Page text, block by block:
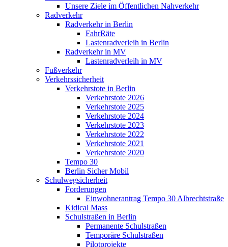
Unsere Ziele im Öffentlichen Nahverkehr
Radverkehr
Radverkehr in Berlin
FahrRäte
Lastenradverleih in Berlin
Radverkehr in MV
Lastenradverleih in MV
Fußverkehr
Verkehrssicherheit
Verkehrstote in Berlin
Verkehrstote 2026
Verkehrstote 2025
Verkehrstote 2024
Verkehrstote 2023
Verkehrstote 2022
Verkehrstote 2021
Verkehrstote 2020
Tempo 30
Berlin Sicher Mobil
Schulwegsicherheit
Forderungen
Einwohnerantrag Tempo 30 Albrechtstraße
Kidical Mass
Schulstraßen in Berlin
Permanente Schulstraßen
Temporäre Schulstraßen
Pilotprojekte